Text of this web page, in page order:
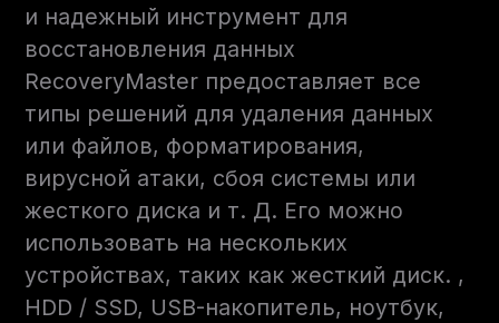
и надежный инструмент для
восстановления данных
RecoveryMaster предоставляет все
типы решений для удаления данных
или файлов, форматирования,
вирусной атаки, сбоя системы или
жесткого диска и т. Д. Его можно
использовать на нескольких
устройствах, таких как жесткий диск. ,
HDD / SSD, USB-накопитель, ноутбук,